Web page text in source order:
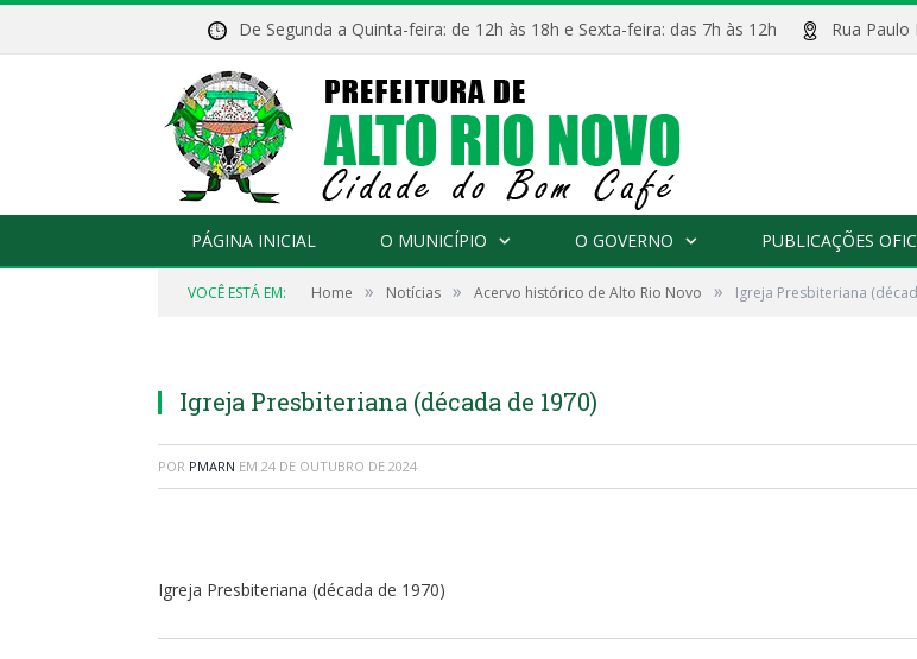
De Segunda a Quinta-feira: de 12h às 18h e Sexta-feira: das 7h às 12h Rua
PÁGINA INICIAL O MUNICÍPIO O GOVERNO PUBLICAÇÕES
VOCÊ ESTÁ EM: Home » Notícias » Acervo histórico de Alto Rio Novo » Igreja Presbiteriana
Igreja Presbiteriana (década de 1970)
POR PMARN EM 24 DE OUTUBRO DE 2024
Igreja Presbiteriana (década de 1970)